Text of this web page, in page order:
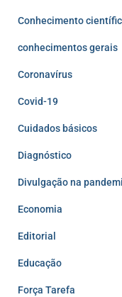
Conhecimento
conhecimentos gerais
Coronavírus
Covid-19
Cuidados básicos
Diagnóstico
Divulgação na
Economia
Editorial
Educação
Força Tarefa